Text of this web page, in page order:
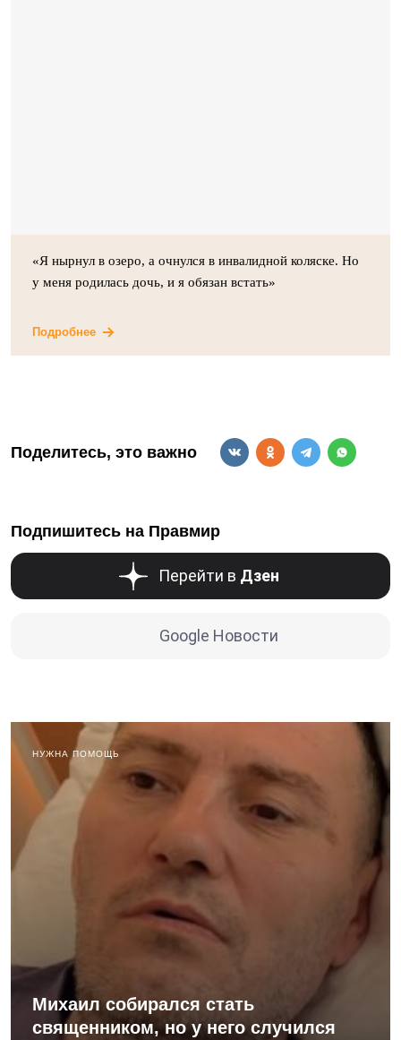
«Я нырнул в озеро, а очнулся в инвалидной коляске. Но
у меня родилась дочь, и я обязан встать»
Подробнее
Поделитесь, это важно
Подпишитесь на Правмир
Перейти в Дзен
Google Новости
НУЖНА ПОМОЩЬ
Михаил собирался стать
священником, но у него случился